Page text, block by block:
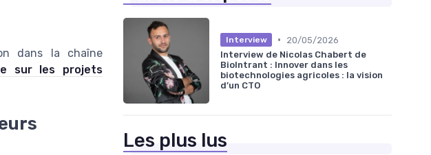
dans la chaîne
sur les projets
Interview •
20/05/2026
Interview de Nicolas Chabert de
BioIntrant : Innover dans les
biotechnologies agricoles : la vision
d’un CTO
Les plus lus